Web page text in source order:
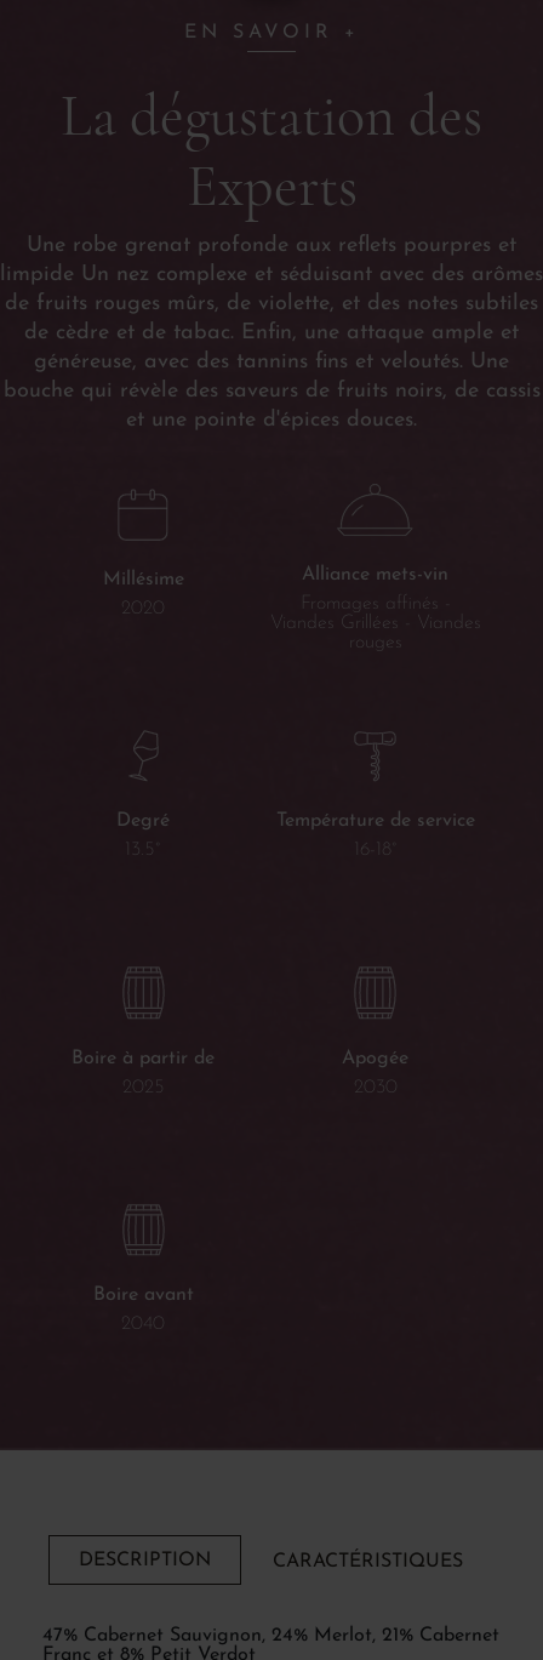
EN SAVOIR +
La dégustation des
Experts
Une robe grenat profonde aux reflets pourpres et
limpide Un nez complexe et séduisant avec des arômes
de fruits rouges mûrs, de violette, et des notes subtiles
de cèdre et de tabac. Enfin, une attaque ample et
généreuse, avec des tannins fins et veloutés. Une
bouche qui révèle des saveurs de fruits noirs, de cassis
et une pointe d'épices douces.
Millésime
2020
Alliance mets-vin
Fromages affinés -
Viandes Grillées - Viandes
rouges
Degré
13.5°
Température de service
16-18°
Boire à partir de
2025
Apogée
2030
Boire avant
2040
DESCRIPTION CARACTÉRISTIQUES
47% Cabernet Sauvignon, 24% Merlot, 21% Cabernet
Franc et 8% Petit Verdot